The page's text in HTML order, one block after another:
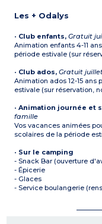
Les + Odalys
• Club enfants,Gratuit
Animation enfants 4-11
période estivale (sur
• Club ados,Gratuit
Animation ados 12-15
estivale (sur réservation,
•Animation journée et
famille
Vos vacances animées
scolaires de la période
• Sur le camping
- Snack Bar (ouverture
- Épicerie
- Glaces
- Service boulangerie